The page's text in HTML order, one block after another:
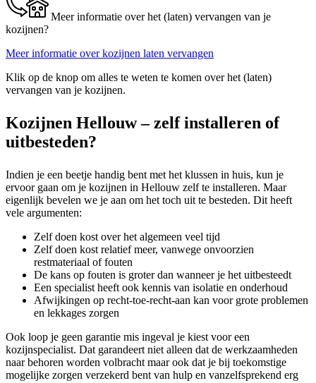
Meer informatie over het (laten) vervangen van je
kozijnen?
Meer informatie over kozijnen laten vervangen
Klik op de knop om alles te weten te komen over het (laten)
vervangen van je kozijnen.
Kozijnen Hellouw – zelf installeren of
uitbesteden?
Indien je een beetje handig bent met het klussen in huis, kun je
ervoor gaan om je kozijnen in Hellouw zelf te installeren. Maar
eigenlijk bevelen we je aan om het toch uit te besteden. Dit heeft
vele argumenten:
Zelf doen kost over het algemeen veel tijd
Zelf doen kost relatief meer, vanwege onvoorzien
restmateriaal of fouten
De kans op fouten is groter dan wanneer je het uitbesteedt
Een specialist heeft ook kennis van isolatie en onderhoud
Afwijkingen op recht-toe-recht-aan kan voor grote problemen
en lekkages zorgen
Ook loop je geen garantie mis ingeval je kiest voor een
kozijnspecialist. Dat garandeert niet alleen dat de werkzaamheden
naar behoren worden volbracht maar ook dat je bij toekomstige
mogelijke zorgen verzekerd bent van hulp en vanzelfsprekend erg